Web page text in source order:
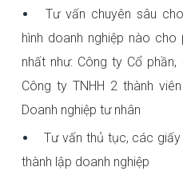
Tư vấn chuyên sâu
hình doanh nghiệp nào
nhất như: Công ty Cổ
Công ty TNHH 2 thành
Doanh nghiệp tư nhân
Tư vấn thủ tục, các
thành lập doanh nghiệp